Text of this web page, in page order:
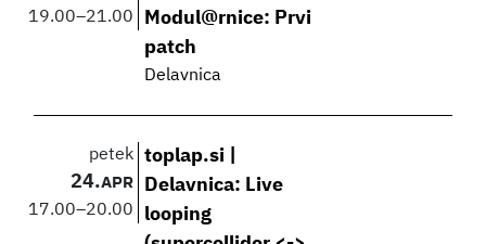
19.00–21.00
Modul@rnice: Prvi
patch
Delavnica
petek
24.APR
17.00–20.00
toplap.si |
Delavnica: Live
looping